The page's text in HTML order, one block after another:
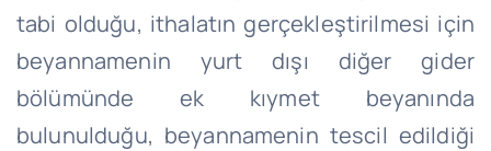
tabi olduğu, ithalatın gerçekleştirilmesi için
beyannamenin yurt dışı diğer gider
bölümünde ek kıymet beyanında
bulunulduğu, beyannamenin tescil edildiği